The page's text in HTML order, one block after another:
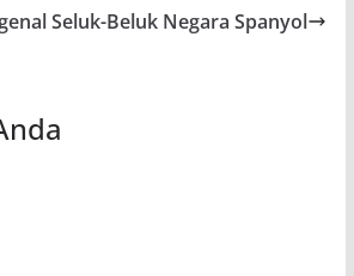
Seluk-Beluk Negara Spanyol